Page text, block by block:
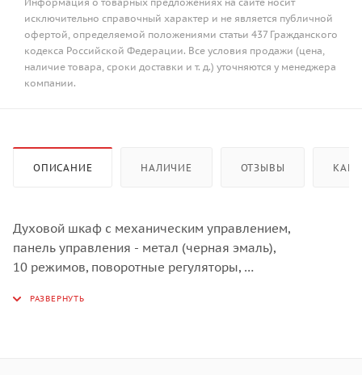
исключительно справочный характер и не является публичной
офертой, определяемой положениями статьи 437 Гражданского
кодекса Российской Федерации. Все условия продажи (цена,
наличие товара, сроки доставки и т. д.) уточняются у менеджера
компании.
ОПИСАНИЕ НАЛИЧИЕ ОТЗЫВЫ КАК
Духовой шкаф с механическим управлением,
панель управления - метал (черная эмаль),
10 режимов, поворотные регуляторы,
очистка камеры Steam cleaning, режим быстрого